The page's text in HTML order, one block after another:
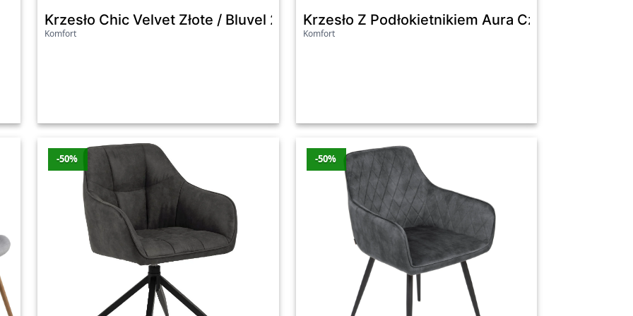
kuchni, szczególnie w przypadku wysp kuchennych czy barów. Dzięki swojej wysokości, umożliwiają
barze. Wybór modeli z regulowaną wysokością sprawia, że są one jeszcze bardziej uniwersalne.
funkcjonalność i styl. Barki są doskonałym miejscem do przechowywania alkoholi i akcesoriów
przestrzeń do serwowania potraw lub jako miejsce na dekoracje. Oba te elementy dodają
Krzesło Chic Velvet Złote / Bluvel 28 Beżowy
Komfort
Krzesło Z Podłokietnikiem Aura Czarny Mat /
Komfort
-50% -50%